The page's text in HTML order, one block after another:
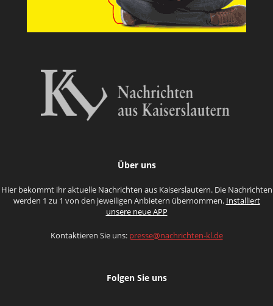
Über uns
Hier bekommt ihr aktuelle Nachrichten aus Kaiserslautern. Die Nachrichten
werden 1 zu 1 von den jeweiligen Anbietern übernommen. Installiert
unsere neue APP
Kontaktieren Sie uns: presse@nachrichten-kl.de
Folgen Sie uns